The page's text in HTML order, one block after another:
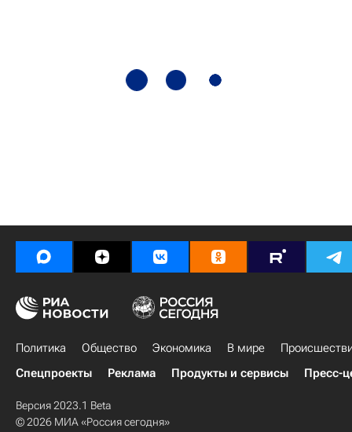
Политика Общество Экономика В мире
Спецпроекты
Реклама Продукты и сервисы Пресс-
Версия 2023.1 Beta
© 2026 МИА «Россия сегодня»